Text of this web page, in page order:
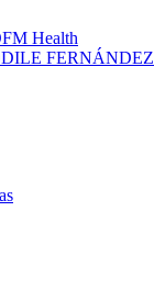
Health
FERNÁNDEZ